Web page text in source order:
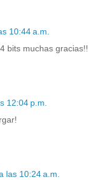
10:44 a.m.
bits muchas gracias!!
12:04 p.m.
las 10:24 a.m.